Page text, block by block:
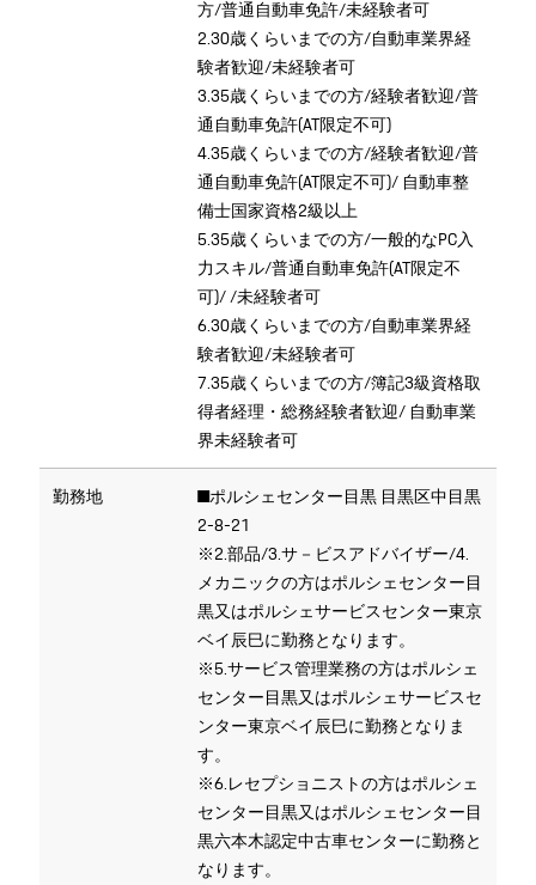
方/普通自動車免許/未経験者可
2.30歳くらいまでの方/自動車業界経
験者歓迎/未経験者可
3.35歳くらいまでの方/経験者歓迎/普
通自動車免許(AT限定不可)
4.35歳くらいまでの方/経験者歓迎/普
通自動車免許(AT限定不可)/ 自動車整
備士国家資格2級以上
5.35歳くらいまでの方/一般的なPC入
力スキル/普通自動車免許(AT限定不
可)/ /未経験者可
6.30歳くらいまでの方/自動車業界経
験者歓迎/未経験者可
7.35歳くらいまでの方/簿記3級資格取
得者経理・総務経験者歓迎/ 自動車業
界未経験者可
勤務地
■ポルシェセンター目黒 目黒区中目黒
2-8-21
※2.部品/3.サ－ビスアドバイザー/4.
メカニックの方はポルシェセンター目
黒又はポルシェサービスセンター東京
ベイ辰巳に勤務となります。
※5.サービス管理業務の方はポルシェ
センター目黒又はポルシェサービスセ
ンター東京ベイ辰巳に勤務となりま
す。
※6.レセプショニストの方はポルシェ
センター目黒又はポルシェセンター目
黒六本木認定中古車センターに勤務と
なります。